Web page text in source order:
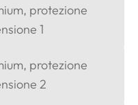
protezione
1
protezione
2